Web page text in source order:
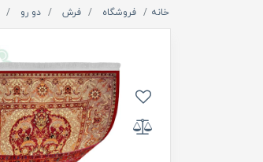
خانه فروشگاه فرش دو رو